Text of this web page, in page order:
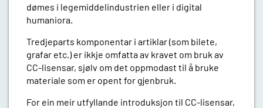
dømes i legemiddelindustrien eller i digital
humaniora.
Tredjeparts komponentar i artiklar (som bilete,
grafar etc.) er ikkje omfatta av kravet om bruk av
CC-lisensar, sjølv om det oppmodast til å bruke
materiale som er opent for gjenbruk.
For ein meir utfyllande introduksjon til CC-lisensar,